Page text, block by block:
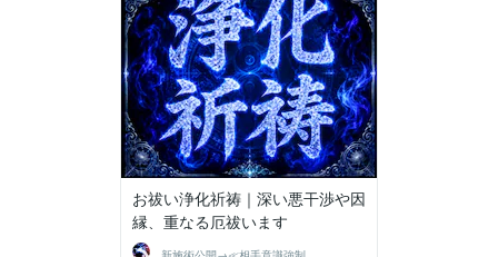
お祓い浄化祈祷｜深い悪干渉や因
縁、重なる厄祓います